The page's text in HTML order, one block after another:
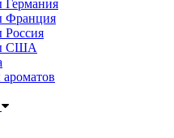
Германия
Франция
Россия
США